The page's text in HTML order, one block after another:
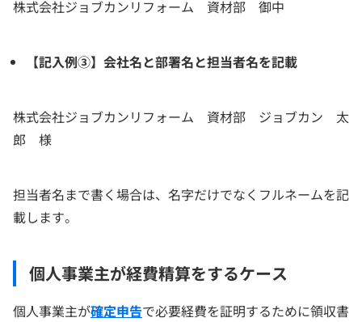
株式会社ジョブカンリフォーム 資材部 御中
【記入例③】会社名と部署名と担当者名を記載
株式会社ジョブカンリフォーム 資材部 ジョブカン 太
郎 様
担当者名まで書く場合は、名字だけでなくフルネームを記
載します。
個人事業主が経費精算をするケース
個人事業主が確定申告で必要経費を証明するために領収書